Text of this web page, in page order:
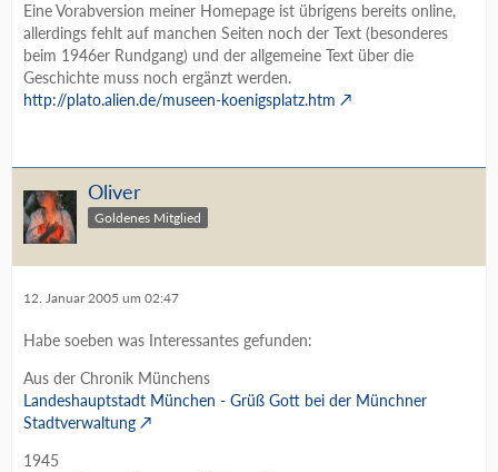
Eine Vorabversion meiner Homepage ist übrigens bereits online,
allerdings fehlt auf manchen Seiten noch der Text (besonderes
beim 1946er Rundgang) und der allgemeine Text über die
Geschichte muss noch ergänzt werden.
http://plato.alien.de/museen-koenigsplatz.htm
Oliver
Goldenes Mitglied
12. Januar 2005 um 02:47
Habe soeben was Interessantes gefunden:
Aus der Chronik Münchens
Landeshauptstadt München - Grüß Gott bei der Münchner
Stadtverwaltung
1945